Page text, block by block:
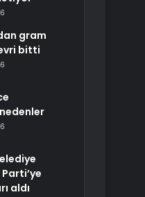
gram
bitti
aldı